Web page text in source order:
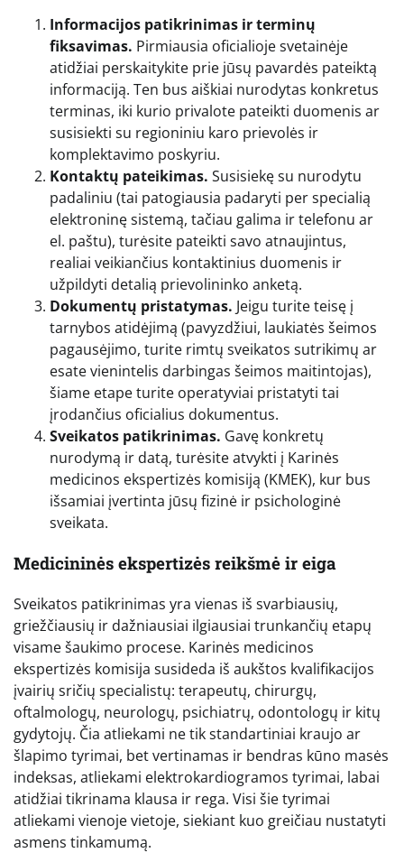
Informacijos patikrinimas ir terminų
fiksavimas. Pirmiausia oficialioje svetainėje
atidžiai perskaitykite prie jūsų pavardės pateiktą
informaciją. Ten bus aiškiai nurodytas konkretus
terminas, iki kurio privalote pateikti duomenis ar
susisiekti su regioniniu karo prievolės ir
komplektavimo poskyriu.
Kontaktų pateikimas. Susisiekę su nurodytu
padaliniu (tai patogiausia padaryti per specialią
elektroninę sistemą, tačiau galima ir telefonu ar
el. paštu), turėsite pateikti savo atnaujintus,
realiai veikiančius kontaktinius duomenis ir
užpildyti detalią prievolininko anketą.
Dokumentų pristatymas. Jeigu turite teisę į
tarnybos atidėjimą (pavyzdžiui, laukiatės šeimos
pagausėjimo, turite rimtų sveikatos sutrikimų ar
esate vienintelis darbingas šeimos maitintojas),
šiame etape turite operatyviai pristatyti tai
įrodančius oficialius dokumentus.
Sveikatos patikrinimas. Gavę konkretų
nurodymą ir datą, turėsite atvykti į Karinės
medicinos ekspertizės komisiją (KMEK), kur bus
išsamiai įvertinta jūsų fizinė ir psichologinė
sveikata.
Medicininės ekspertizės reikšmė ir eiga
Sveikatos patikrinimas yra vienas iš svarbiausių,
griežčiausių ir dažniausiai ilgiausiai trunkančių etapų
visame šaukimo procese. Karinės medicinos
ekspertizės komisija susideda iš aukštos kvalifikacijos
įvairių sričių specialistų: terapeutų, chirurgų,
oftalmologų, neurologų, psichiatrų, odontologų ir kitų
gydytojų. Čia atliekami ne tik standartiniai kraujo ar
šlapimo tyrimai, bet vertinamas ir bendras kūno masės
indeksas, atliekami elektrokardiogramos tyrimai, labai
atidžiai tikrinama klausa ir rega. Visi šie tyrimai
atliekami vienoje vietoje, siekiant kuo greičiau nustatyti
asmens tinkamumą.